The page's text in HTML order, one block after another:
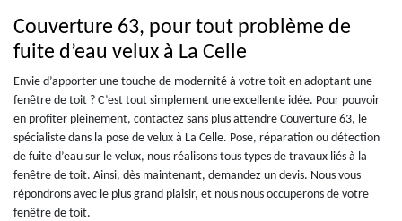
Couverture 63, pour tout problème de
fuite d’eau velux à La Celle
Envie d’apporter une touche de modernité à votre toit en adoptant une
fenêtre de toit ? C’est tout simplement une excellente idée. Pour pouvoir
en profiter pleinement, contactez sans plus attendre Couverture 63, le
spécialiste dans la pose de velux à La Celle. Pose, réparation ou détection
de fuite d’eau sur le velux, nous réalisons tous types de travaux liés à la
fenêtre de toit. Ainsi, dès maintenant, demandez un devis. Nous vous
répondrons avec le plus grand plaisir, et nous nous occuperons de votre
fenêtre de toit.